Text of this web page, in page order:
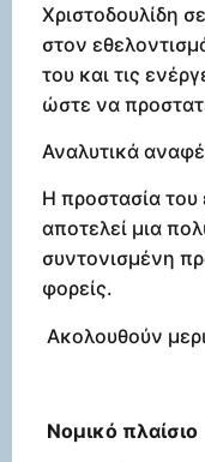
Χριστοδουλίδη
στον
του και τις
ώστε να
Αναλυτικά
Η προστασία του
αποτελεί μια
συντονισμένη
φορείς.
Ακολουθούν
Νομικό πλαίσιο